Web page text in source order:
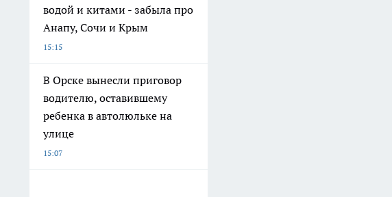
водой и китами - забыла про
Анапу, Сочи и Крым
15:15
В Орске вынесли приговор
водителю, оставившему
ребенка в автолюльке на
улице
15:07